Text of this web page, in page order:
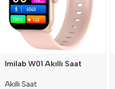
Imilab W01 Akıllı Saat
Akıllı Saat